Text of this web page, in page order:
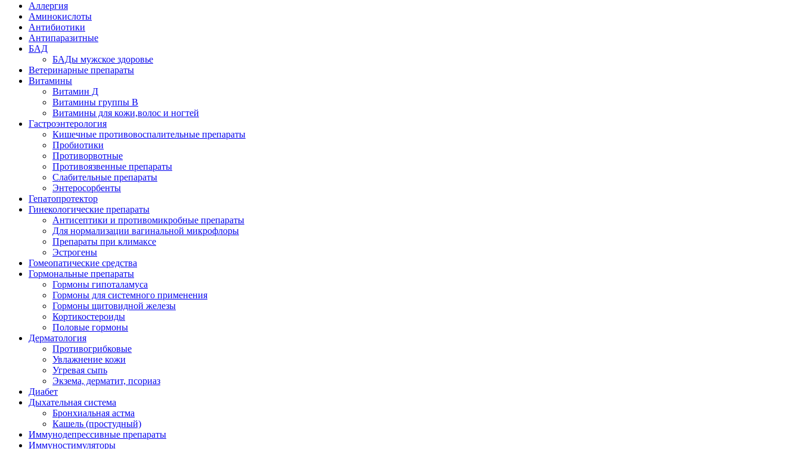
Аллергия
Аминокислоты
Антибиотики
Антипаразитные
БАД
БАДы мужское здоровье
Ветеринарные препараты
Витамины
Витамин Д
Витамины группы В
Витамины для кожи,волос и ногтей
Гастроэнтерология
Кишечные противовоспалительные препараты
Пробиотики
Противорвотные
Противоязвенные препараты
Слабительные препараты
Энтеросорбенты
Гепатопротектор
Гинекологические препараты
Антисептики и противомикробные препараты
Для нормализации вагинальной микрофлоры
Препараты при климаксе
Эстрогены
Гомеопатические средства
Гормональные препараты
Гормоны гипоталамуса
Гормоны для системного применения
Гормоны щитовидной железы
Кортикостероиды
Половые гормоны
Дерматология
Противогрибковые
Увлажнение кожи
Угревая сыпь
Экзема, дерматит, псориаз
Диабет
Дыхательная система
Бронхиальная астма
Кашель (простудный)
Иммунодепрессивные препараты
Иммуностимуляторы